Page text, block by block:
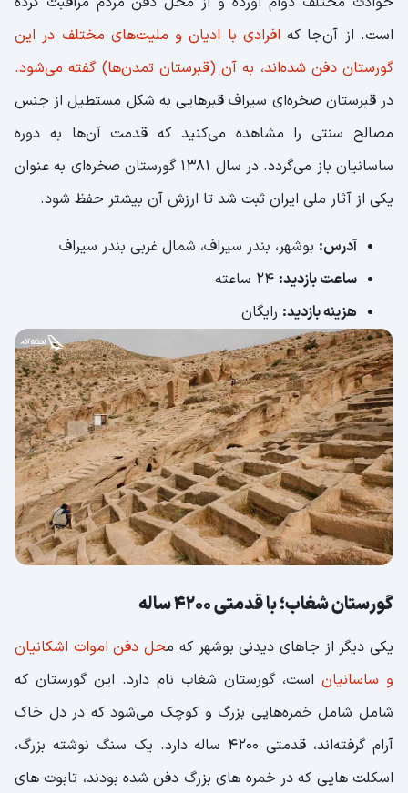
است. از آن‌جا که افرادی با ادیان و ملیت‌های مختلف در این
گورستان دفن شده‌اند، به آن (قبرستان تمدن‌ها) گفته می‌شود.
در قبرستان صخره‌ای سیراف قبرهایی به شکل مستطیل از جنس
مصالح سنتی را مشاهده می‌کنید که قدمت آن‌ها به دوره
ساسانیان باز می‌گردد. در سال ۱۳۸۱ گورستان صخره‌ای به عنوان
یکی از آثار ملی ایران ثبت شد تا ارزش آن بیشتر حفظ شود.
آدرس: بوشهر، بندر سیراف، شمال غربی بندر سیراف
ساعت بازدید:
هزینه بازدید: رایگان
گورستان شغاب؛ با قدمتی 4200 ساله
یکی دیگر از جاهای دیدنی بوشهر که محل دفن اموات اشکانیان
و ساسانیان است، گورستان شغاب نام دارد. این گورستان که
شامل شامل خمره‌هایی بزرگ و کوچک می‌شود که در دل خاک
آرام گرفته‌اند، قدمتی 4200 ساله دارد. یک سنگ نوشته بزرگ،
اسکلت ‌هایی که در خمره ‌های بزرگ دفن شده بودند، تابوت ‌های